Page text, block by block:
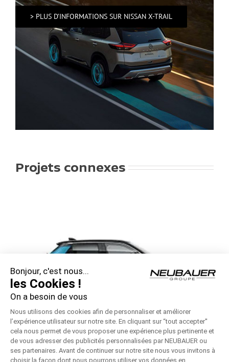
> PLUS D’INFORMATIONS SUR NISSAN X-TRAIL
Projets connexes
Nissan MICRA
Bonjour, c'est nous...
les Cookies !
On a besoin de vous
Nous utilisons des cookies afin de personnaliser et améliorer
l’expérience utilisateur sur notre site. En cliquant sur “tout accepter''
cela nous permet de vous proposer une expérience plus pertinente et
de vous adresser des publicités personnalisées par NEUBAUER ou
ses partenaires. Avant de continuer sur notre site nous vous invitons à
choisir la façon dont nous pourrons utiliser vos données en